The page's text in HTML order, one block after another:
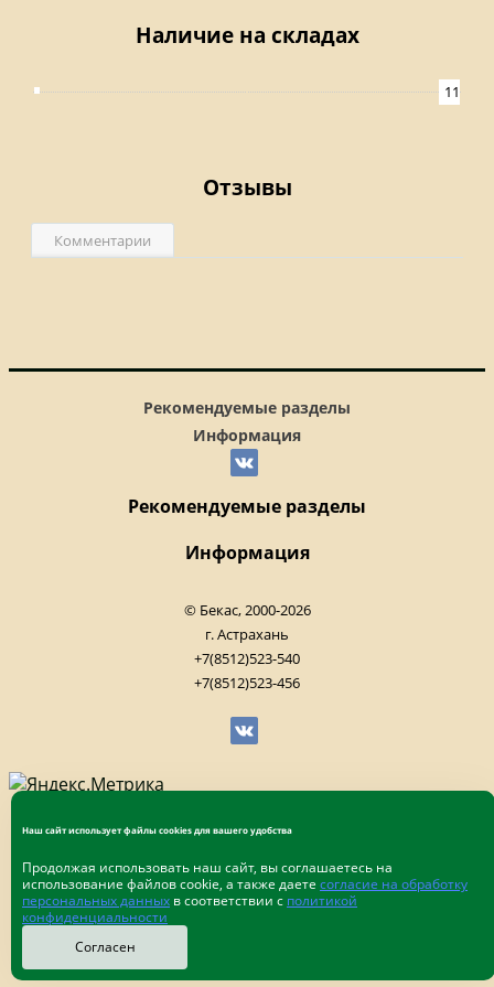
Наличие на складах
11
Отзывы
Комментарии
Рекомендуемые разделы
Информация
Рекомендуемые разделы
Информация
© Бекас, 2000-2026
г. Астрахань
+7(8512)523-540
+7(8512)523-456
Наш сайт использует файлы cookies для вашего удобства
Продолжая использовать наш сайт, вы соглашаетесь на
использование файлов cookie, а также даете согласие на обработку
персональных данных в соответствии с политикой
конфиденциальности
Согласен